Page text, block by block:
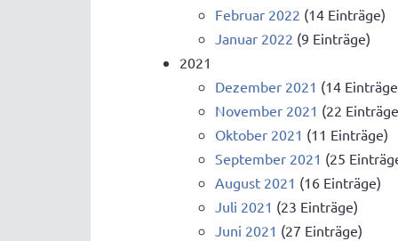
Februar 2022 (14 Einträge)
Januar 2022 (9 Einträge)
2021
Dezember 2021 (14
November 2021 (22
Oktober 2021 (11 Einträge)
September 2021 (25
August 2021 (16 Einträge)
Juli 2021 (23 Einträge)
Juni 2021 (27 Einträge)